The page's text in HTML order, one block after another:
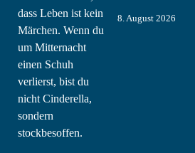
8. August 2026